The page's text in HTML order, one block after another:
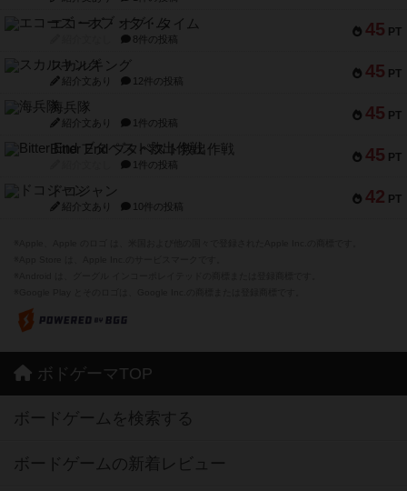
45 PT
エコーズ・オブ・タイム
8件の投稿
45 PT
スカルキング
紹介文あり 12件の投稿
45 PT
海兵隊
紹介文あり 1件の投稿
45 PT
Bitter End ブタペスト救出作戦
1件の投稿
42 PT
ドコジャン
紹介文あり 10件の投稿
ボドゲーマTOP
ボードゲームを検索する
ボードゲームの新着レビュー